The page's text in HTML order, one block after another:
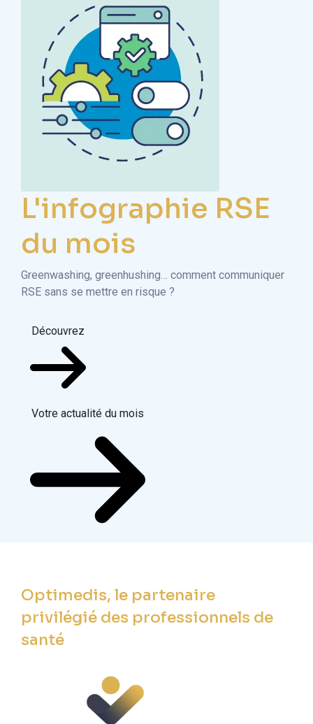
L'infographie RSE
du mois
Greenwashing, greenhushing… comment communiquer
RSE sans se mettre en risque ?
Découvrez
Votre actualité du mois
Optimedis, le partenaire
privilégié des professionnels de
santé